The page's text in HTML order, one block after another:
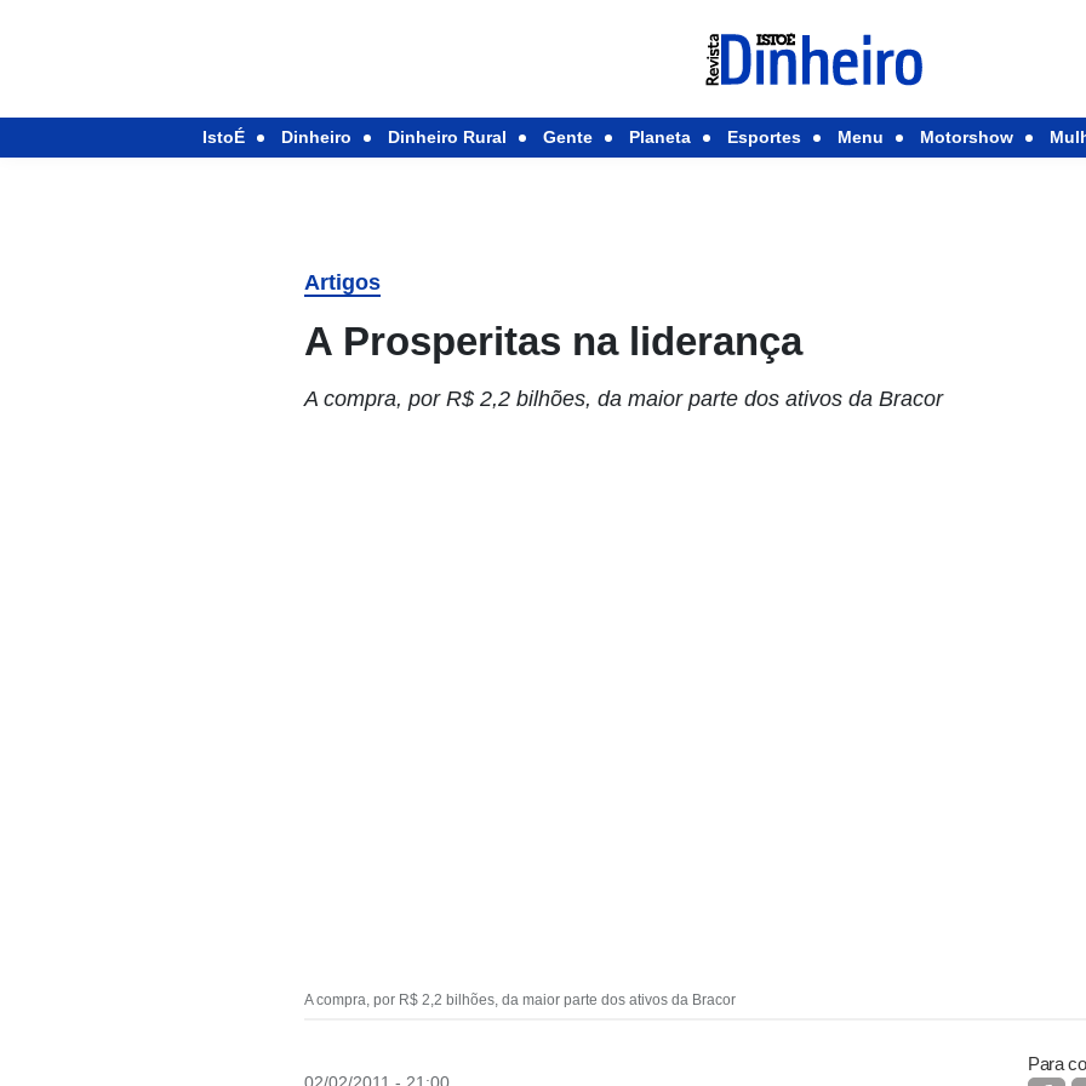
IstoÉ Dinheiro Dinheiro Rural Gente Planeta Esportes Menu Motorshow
Artigos
A Prosperitas na liderança
A compra, por R$ 2,2 bilhões, da maior parte dos ativos da Bracor
A compra, por R$ 2,2 bilhões, da maior parte dos ativos da Bracor
02/02/2011 - 21:00
Para